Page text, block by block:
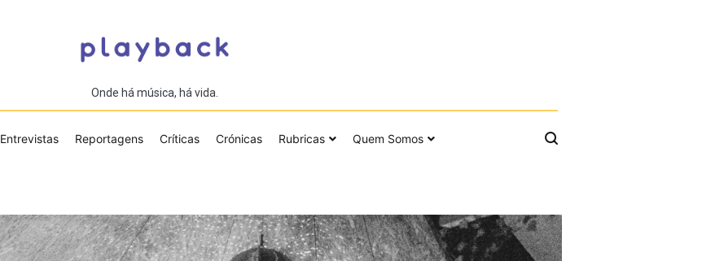
Onde há música, há vida.
Entrevistas Reportagens Críticas Crónicas Rubricas Quem Somos